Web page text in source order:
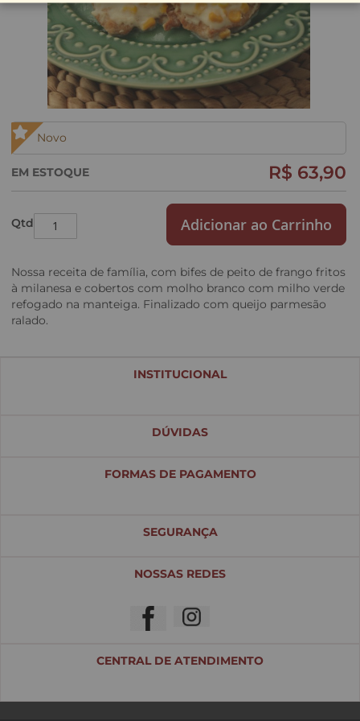
R$ 63,90
EM ESTOQUE
Qtd Adicionar ao Carrinho
Nossa receita de família, com bifes de peito de frango fritos
à milanesa e cobertos com molho branco com milho verde
refogado na manteiga. Finalizado com queijo parmesão
ralado.
Novo
Saltar
para
início
da
Galeria
de
imagens
INSTITUCIONAL
DÚVIDAS
FORMAS DE PAGAMENTO
SEGURANÇA
NOSSAS REDES
CENTRAL DE ATENDIMENTO